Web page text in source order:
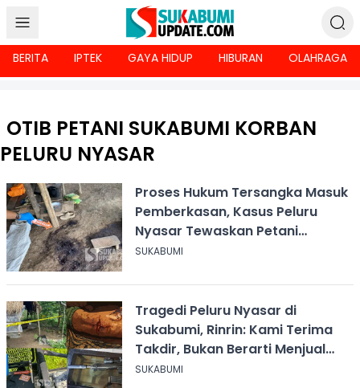
BERITA IPTEK GAYA HIDUP HIBURAN OLAHRAGA
OTIB PETANI SUKABUMI KORBAN
PELURU NYASAR
Proses Hukum Tersangka Masuk
Pemberkasan, Kasus Peluru
Nyasar Tewaskan Petani
Sukabumi
SUKABUMI
Tragedi Peluru Nyasar di
Sukabumi, Rinrin: Kami Terima
Takdir, Bukan Berarti Menjual
Nyawa Ayah Saya!
SUKABUMI